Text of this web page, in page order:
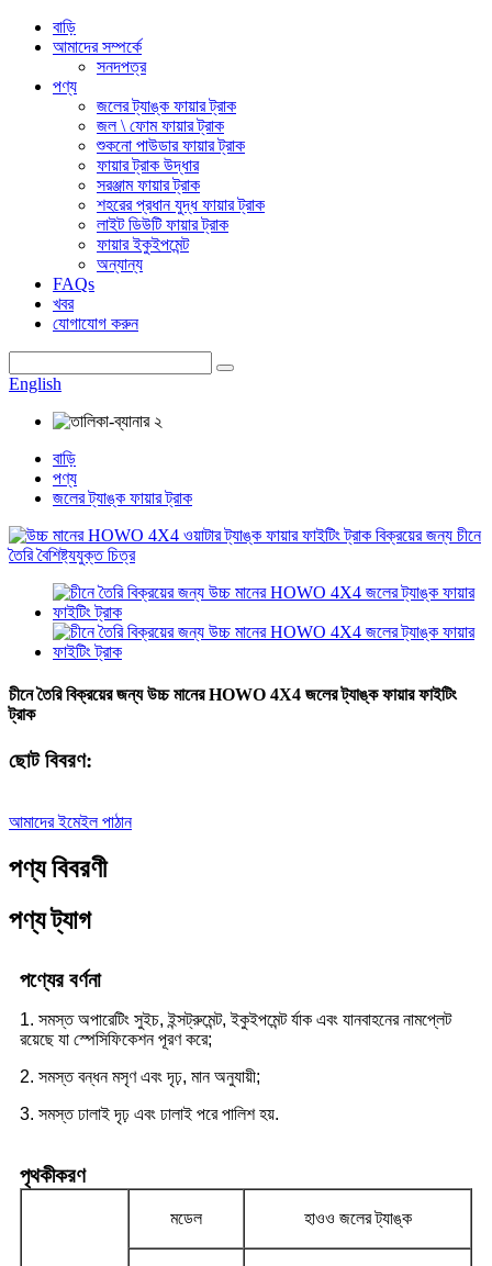
বাড়ি
আমাদের সম্পর্কে
সনদপত্র
পণ্য
জলের ট্যাঙ্ক ফায়ার ট্রাক
জল \ ফোম ফায়ার ট্রাক
শুকনো পাউডার ফায়ার ট্রাক
ফায়ার ট্রাক উদ্ধার
সরঞ্জাম ফায়ার ট্রাক
শহরের প্রধান যুদ্ধ ফায়ার ট্রাক
লাইট ডিউটি ​​ফায়ার ট্রাক
ফায়ার ইকুইপমেন্ট
অন্যান্য
FAQs
খবর
যোগাযোগ করুন
English
বাড়ি
পণ্য
জলের ট্যাঙ্ক ফায়ার ট্রাক
চীনে তৈরি বিক্রয়ের জন্য উচ্চ মানের HOWO 4X4 জলের ট্যাঙ্ক ফায়ার ফাইটিং
ট্রাক
ছোট বিবরণ:
আমাদের ইমেইল পাঠান
পণ্য বিবরণী
পণ্য ট্যাগ
পণ্যের বর্ণনা
1. সমস্ত অপারেটিং সুইচ, ইন্সট্রুমেন্ট, ইকুইপমেন্ট র্যাক এবং যানবাহনের নামপ্লেট
রয়েছে যা স্পেসিফিকেশন পূরণ করে;
2. সমস্ত বন্ধন মসৃণ এবং দৃঢ়, মান অনুযায়ী;
3. সমস্ত ঢালাই দৃঢ় এবং ঢালাই পরে পালিশ হয়.
পৃথকীকরণ
মডেল হাওও জলের ট্যাঙ্ক